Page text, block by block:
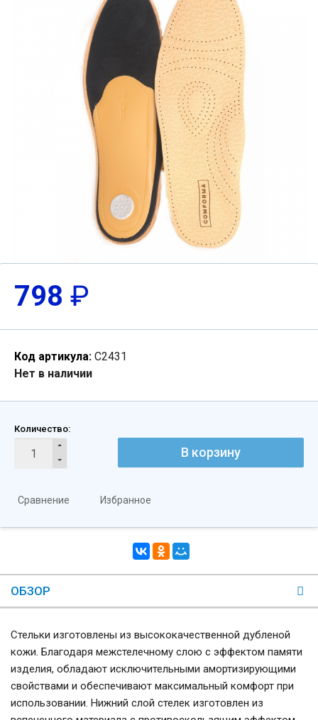
798 ₽
Код артикула: С2431
Нет в наличии
Количество:
В корзину
Сравнение Избранное
ОБЗОР
Стельки изготовлены из высококачественной дубленой
кожи. Благодаря межстелечному слою с эффектом памяти
изделия, обладают исключительными амортизирующими
свойствами и обеспечивают максимальный комфорт при
использовании. Нижний слой стелек изготовлен из